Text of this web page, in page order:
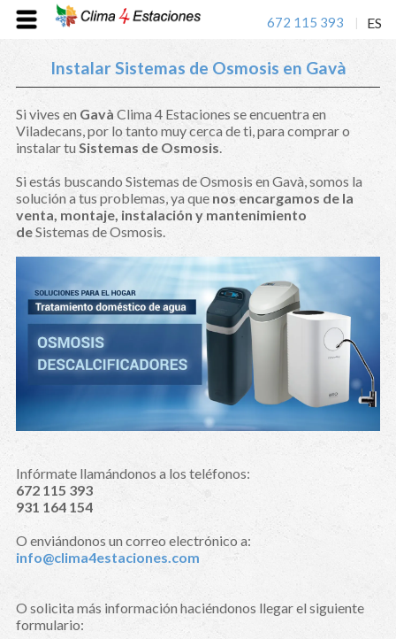
672 115 393 ES
Instalar Sistemas de Osmosis en Gavà
Si vives en Gavà Clima 4 Estaciones se encuentra en
Viladecans, por lo tanto muy cerca de ti, para comprar o
instalar tuSistemas de Osmosis.
Si estás buscando Sistemas de Osmosis en Gavà, somos la
solución a tus problemas, ya que nos encargamos de la
venta, montaje, instalación y mantenimiento
deSistemas de Osmosis.
Infórmate llamándonos a los teléfonos:
672 115 393
931 164 154
O enviándonos un correo electrónico a:
info@clima4estaciones.com
O solicita más información haciéndonos llegar el siguiente
formulario: